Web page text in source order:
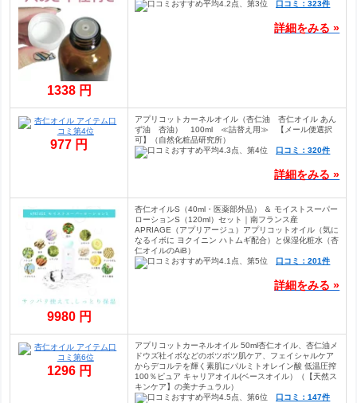
1338 円
口コミ：323件
詳細をみる »
977 円
アプリコットカーネルオイル（杏仁油 杏仁オイル あん
ず油 杏油） 100ml ≪詰替え用≫ 【メール便選択
可】（自然化粧品研究所）
口コミ：320件
詳細をみる »
9980 円
杏仁オイルS（40ml・医薬部外品） ＆ モイストスーパー
ローションS（120ml）セット｜南フランス産
APRIAGE（アプリアージュ）アプリコットオイル（気に
なるイボに ヨクイニン ハトムギ配合）と保湿化粧水（杏
仁オイルのAiB）
口コミ：201件
詳細をみる »
1296 円
アプリコットカーネルオイル 50ml杏仁オイル、杏仁油メ
ドウズ社イボなどのボツボツ肌ケア、フェイシャルケア
からデコルテを輝く素肌にパルミトオレイン酸 低温圧搾
100％ピュア キャリアオイル(ベースオイル）（【天然ス
キンケア】の美ナチュラル）
口コミ：147件